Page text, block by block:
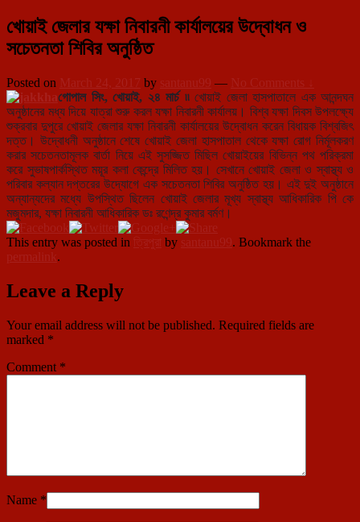
খোয়াই জেলার যক্ষা নিবারনী কার্যালয়ের উদ্বোধন ও
সচেতনতা শিবির অনুষ্ঠিত
Posted on March 24, 2017 by santanu99 — No Comments ↓
গোপাল সিং, খোয়াই, ২৪ মার্চ ৷৷খোয়াই জেলা হাসপাতালে এক আনন্দঘন
অনুষ্ঠানের মধ্য দিয়ে যাত্রা শুরু করল যক্ষা নিবারনী কার্যালয়। বিশ্ব যক্ষা দিবস উপলক্ষ্যে
শুক্রবার দুপুরে খোয়াই জেলার যক্ষা নিবারনী কার্যালয়ের উদ্বোধন করেন বিধায়ক বিশ্বজিৎ
দত্ত। উদ্বোধনী অনুষ্ঠানে শেষে খোয়াই জেলা হাসপাতাল থেকে যক্ষা রোগ নির্মূলকরণ
করার সচেতনতামূলক বার্তা নিয়ে এই সুসজ্জিত মিছিল খোয়াইয়ের বিভিন্ন পথ পরিক্রমা
করে সুভাষপার্কস্থিত ময়ূর কলা কেন্দ্রে মিলিত হয়। সেখানে খোয়াই জেলা ও স্বাস্থ্য ও
পরিবার কল্যান দপ্তরের উদ্যোগে এক সচেতনতা শিবির অনুষ্ঠিত হয়। এই দুই অনুষ্ঠানে
অন্যান্যদের মধ্যে উপস্থিত ছিলেন খোয়াই জেলার মূখ্য স্বাস্থ্য আধিকারিক পি কে
মজুমদার, যক্ষা নিবারনী আধিকারিক ডঃ রণেন্দ্র কুমার বর্মণ।
This entry was posted in ত্রিপুরা by santanu99. Bookmark the
permalink.
Leave a Reply
Your email address will not be published. Required fields are
marked *
Comment *
Name *